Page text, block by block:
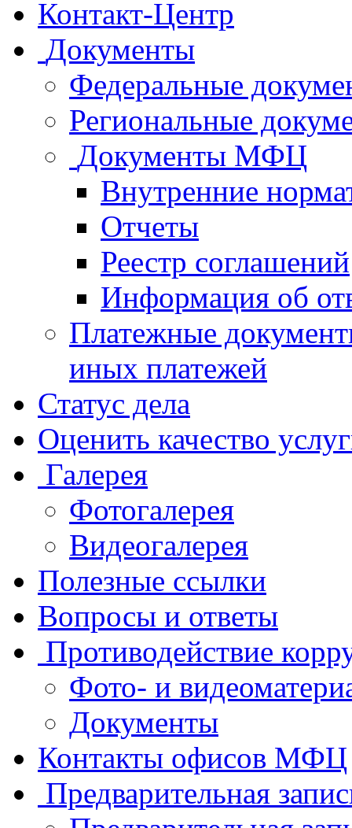
Контакт-Центр
Документы
Федеральные
Региональные
Документы МФЦ
Внутренние
Отчеты
Реестр соглашений
Информация об
Платежные
иных платежей
Статус дела
Оценить качество
Галерея
Фотогалерея
Видеогалерея
Полезные ссылки
Вопросы и ответы
Противодействие
Фото- и
Документы
Контакты офисов МФЦ
Предварительная